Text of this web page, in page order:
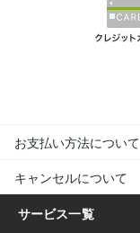
お支払い方法について
キャンセルについて